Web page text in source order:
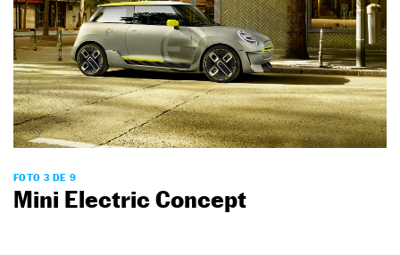
FOTO 3 DE 9
Mini Electric Concept